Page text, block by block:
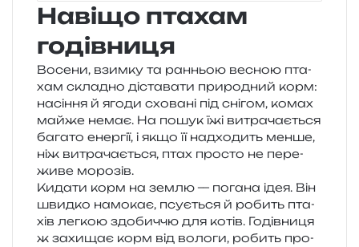
Навіщо птахам
годівниця
Восени, взим­ку та ран­ньою весною пта­
хам скла­дно діста­ва­ти при­ро­дний корм:
насі­н­ня й ягоди схо­ва­ні під сні­гом, комах
майже немає. На пошук їжі витра­ча­є­ться
бага­то енер­гії, і якщо її над­хо­дить менше,
ніж витра­ча­є­ться, птах про­сто не пере­
жи­ве морозів.
Кидати корм на землю — пога­на ідея. Він
швид­ко намо­кає, псу­є­ться й робить пта­
хів лег­кою здо­бич­чю для котів. Годівниця
ж захи­щає корм від воло­ги, робить про­